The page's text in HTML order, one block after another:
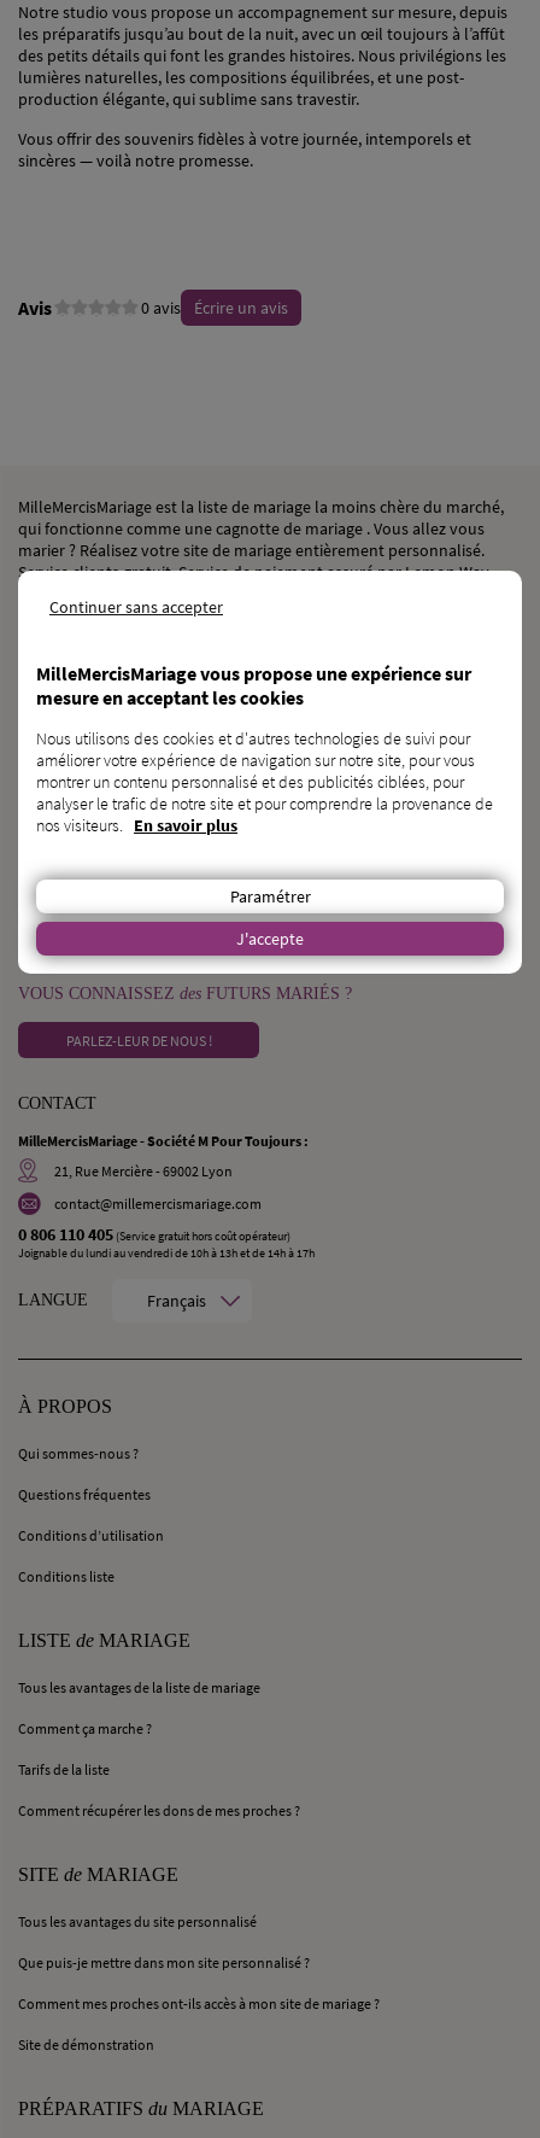
Notre studio vous propose un accompagnement sur mesure, depuis
les préparatifs jusqu’au bout de la nuit, avec un œil toujours à l’affût
des petits détails qui font les grandes histoires. Nous privilégions les
lumières naturelles, les compositions équilibrées, et une post-
production élégante, qui sublime sans travestir.
Vous offrir des souvenirs fidèles à votre journée, intemporels et
sincères — voilà notre promesse.
Avis 0 avis Écrire un avis
MilleMercisMariage est la liste de mariage la moins chère du marché,
qui fonctionne comme une cagnotte de mariage . Vous allez vous
marier ? Réalisez votre site de mariage entièrement personnalisé.
Service clients gratuit. Service de paiement assuré par Lemon Way,
BESOIN CAGNOTTE GÉNÉRALISTE ?
DÉCOUVRIR KAGNOTTE.COM
PROFESSIONNELduMARIAGE ?
INSCRIVEZ-VOUS SUR L’ANNUAIRE
VOUS CONNAISSEZ des FUTURS MARIÉS ?
PARLEZ-LEUR DE NOUS !
CONTACT
MilleMercisMariage - Société M Pour Toujours :
21, Rue Mercière - 69002 Lyon
contact@millemercismariage.com
0 806 110 405 (Service gratuit hors coût opérateur)
Joignable du lundi au vendredi de 10h à 13h et de 14h à 17h
LANGUE Français
À PROPOS
Qui sommes-nous ?
Questions fréquentes
Conditions d’utilisation
Conditions liste
LISTE de MARIAGE
Tous les avantages de la liste de mariage
Comment ça marche ?
Tarifs de la liste
Comment récupérer les dons de mes proches ?
SITE de MARIAGE
Tous les avantages du site personnalisé
Que puis-je mettre dans mon site personnalisé ?
Comment mes proches ont-ils accès à mon site de mariage ?
Site de démonstration
PRÉPARATIFS du MARIAGE
Continuer sans accepter
MilleMercisMariage vous propose une expérience sur
mesure en acceptant les cookies
Nous utilisons des cookies et d'autres technologies de suivi pour
améliorer votre expérience de navigation sur notre site, pour vous
montrer un contenu personnalisé et des publicités ciblées, pour
analyser le trafic de notre site et pour comprendre la provenance de
nos visiteurs. En savoir plus
Paramétrer
J'accepte